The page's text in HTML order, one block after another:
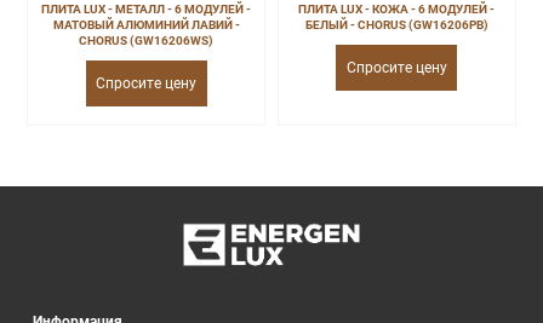
ПЛИТА LUX - МЕТАЛЛ - 6 МОДУЛЕЙ -
МАТОВЫЙ АЛЮМИНИЙ ЛАВИЙ -
CHORUS (GW16206WS)
Спросите цену
ПЛИТА LUX - КОЖА - 6 МОДУЛЕЙ -
БЕЛЫЙ - CHORUS (GW16206PB)
Спросите цену